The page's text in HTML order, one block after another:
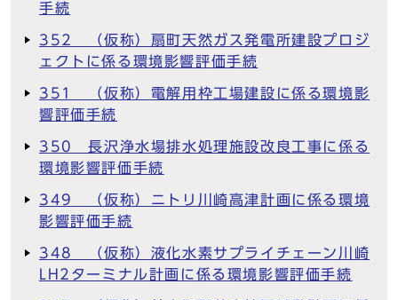
手続
352 （仮称）扇町天然ガス発電所建設プロジ
ェクトに係る環境影響評価手続
351 （仮称）電解用枠工場建設に係る環境影
響評価手続
350 長沢浄水場排水処理施設改良工事に係る
環境影響評価手続
349 （仮称）ニトリ川崎高津計画に係る環境
影響評価手続
348 （仮称）液化水素サプライチェーン川崎
LH2ターミナル計画に係る環境影響評価手続